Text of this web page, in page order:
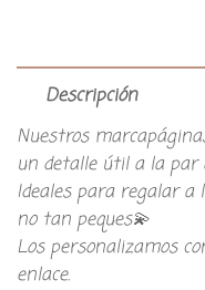
Descripción
Nuestros
un detalle útil a la par
Ideales para regalar a
no tan peques💫
Los personalizamos
enlace.